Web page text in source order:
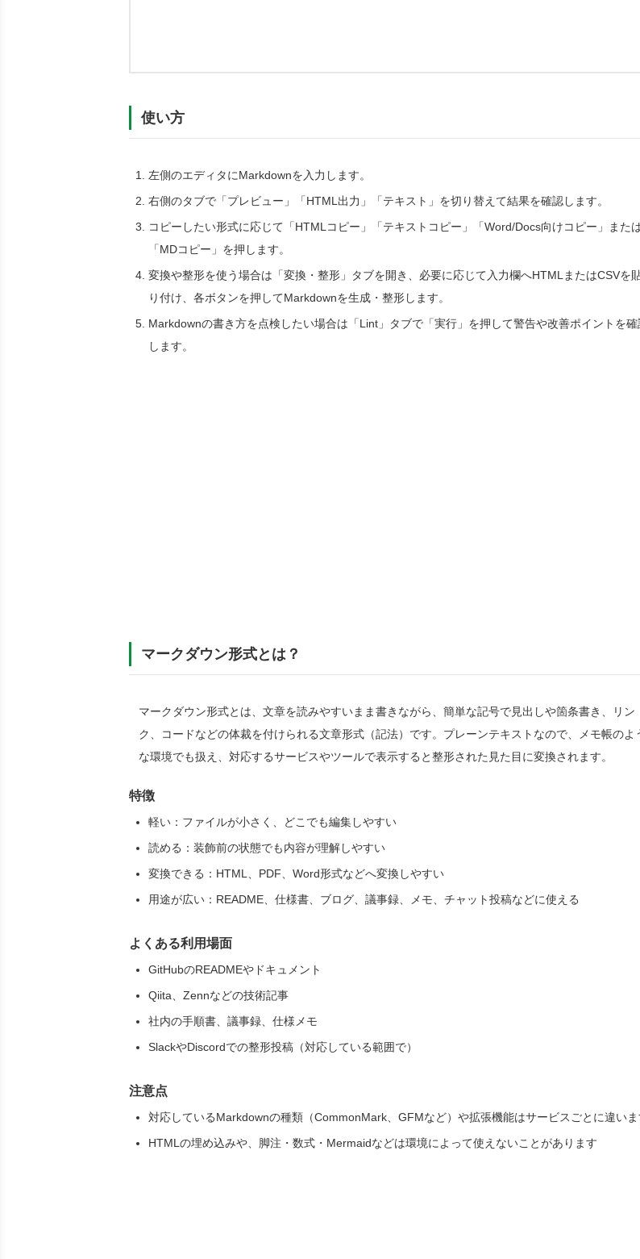
使い方
左側のエディタにMarkdownを入力します。
右側のタブで「プレビュー」「HTML出力」「テキスト」を切り替えて結果を確認します。
コピーしたい形式に応じて「HTMLコピー」「テキストコピー」「Word/Docs向けコピー」また
「MDコピー」を押します。
変換や整形を使う場合は「変換・整形」タブを開き、必要に応じて入力欄へHTMLまたはCSVを
り付け、各ボタンを押してMarkdownを生成・整形します。
Markdownの書き方を点検したい場合は「Lint」タブで「実行」を押して警告や改善ポイントを確
します。
マークダウン形式とは？
マークダウン形式とは、文章を読みやすいまま書きながら、簡単な記号で見出しや箇条書き、リン
ク、コードなどの体裁を付けられる文章形式（記法）です。プレーンテキストなので、メモ帳のよ
な環境でも扱え、対応するサービスやツールで表示すると整形された見た目に変換されます。
特徴
軽い：ファイルが小さく、どこでも編集しやすい
読める：装飾前の状態でも内容が理解しやすい
変換できる：HTML、PDF、Word形式などへ変換しやすい
用途が広い：README、仕様書、ブログ、議事録、メモ、チャット投稿などに使える
よくある利用場面
GitHubのREADMEやドキュメント
Qiita、Zennなどの技術記事
社内の手順書、議事録、仕様メモ
SlackやDiscordでの整形投稿（対応している範囲で）
注意点
対応しているMarkdownの種類（CommonMark、GFMなど）や拡張機能はサービスごとに違いま
HTMLの埋め込みや、脚注・数式・Mermaidなどは環境によって使えないことがあります